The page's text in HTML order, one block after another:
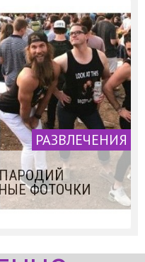
РАЗВЛЕЧЕНИЯ
ФОТОЧКИ